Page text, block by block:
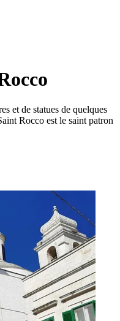
et de statues de quelques
Rocco est le saint patron